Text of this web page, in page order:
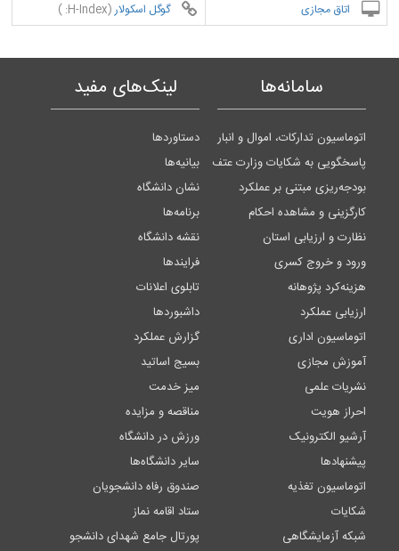
اتاق مجازی گوگل اسکولار(H-Index: )
سامانه‌ها
اتوماسیون تدارکات، اموال و انبار
پاسخگویی به شکایات وزارت عتف
بودجه‌ریزی مبتنی بر عملکرد
کارگزینی و مشاهده احکام
نظارت و ارزیابی استان
ورود و خروج کسری
هزینه‌کرد پژوهانه
ارزیابی عملکرد
اتوماسیون اداری
آموزش مجازی
نشریات علمی
احراز هویت
آرشیو الکترونیک
پیشنهادها
اتوماسیون تغذیه
شکایات
شبکه آزمایشگاهی
لینک‌های مفید
دستاوردها
بیانیه‌ها
نشان دانشگاه
برنامه‌ها
نقشه دانشگاه
فرایندها
تابلوی اعلانات
داشبوردها
گزارش عملکرد
بسیج اساتید
میز خدمت
مناقصه و مزایده
ورزش در دانشگاه
سایر دانشگاه‌ها
صندوق رفاه دانشجویان
ستاد اقامه نماز
پورتال جامع شهدای دانشجو